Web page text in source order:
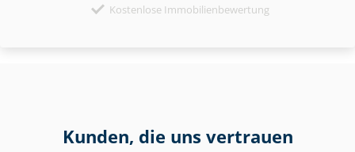
Kostenlose Immobilienbewertung
Kunden, die uns vertrauen